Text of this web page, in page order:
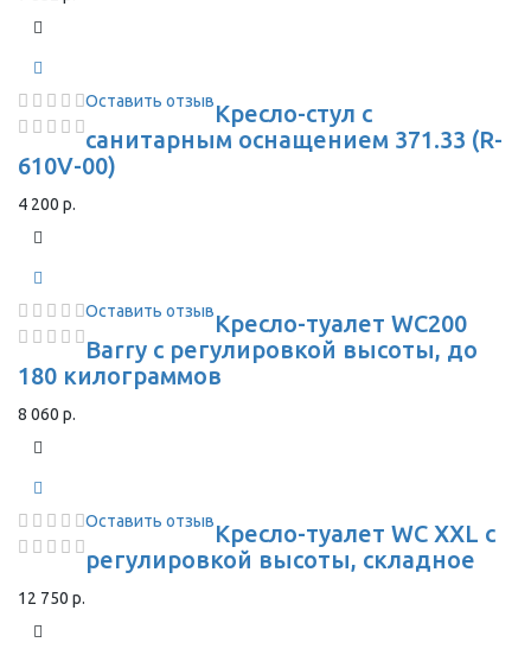
Оставить отзывКресло-стул с
санитарным оснащением 371.33 (R-
610V-00)
4 200 р.
Оставить отзывКресло-туалет WC200
Barry с регулировкой высоты, до
180 килограммов
8 060 р.
Оставить отзывКресло-туалет WC XXL с
регулировкой высоты, складное
12 750 р.